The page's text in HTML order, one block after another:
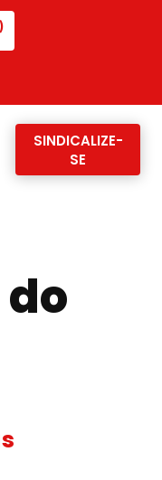
SINDICALIZE-
SE